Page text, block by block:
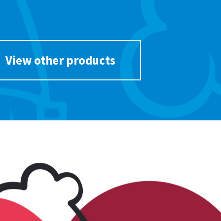
View other products